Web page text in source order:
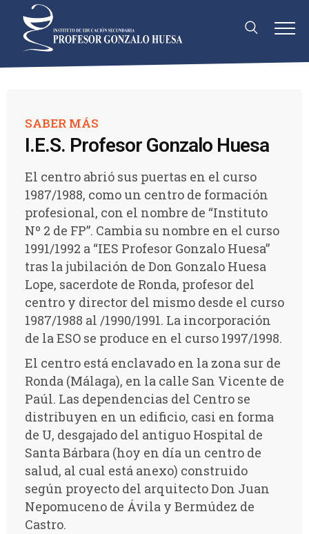
SABER MÁS
I.E.S. Profesor Gonzalo Huesa
El centro abrió sus puertas en el curso
1987/1988, como un centro de formación
profesional, con el nombre de “Instituto
Nº 2 de FP”. Cambia su nombre en el curso
1991/1992 a “IES Profesor Gonzalo Huesa”
tras la jubilación de Don Gonzalo Huesa
Lope, sacerdote de Ronda, profesor del
centro y director del mismo desde el curso
1987/1988 al /1990/1991. La incorporación
de la ESO se produce en el curso 1997/1998.
El centro está enclavado en la zona sur de
Ronda (Málaga), en la calle San Vicente de
Paúl. Las dependencias del Centro se
distribuyen en un edificio, casi en forma
de U, desgajado del antiguo Hospital de
Santa Bárbara (hoy en día un centro de
salud, al cual está anexo) construido
según proyecto del arquitecto Don Juan
Nepomuceno de Ávila y Bermúdez de
Castro.